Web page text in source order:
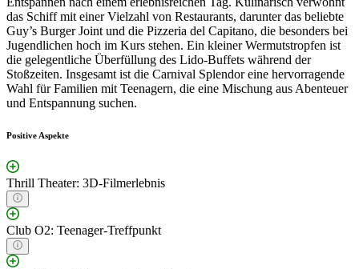
das Schiff mit einer Vielzahl von Restaurants, darunter das beliebte
Guy’s Burger Joint und die Pizzeria del Capitano, die besonders bei
Jugendlichen hoch im Kurs stehen. Ein kleiner Wermutstropfen ist
die gelegentliche Überfüllung des Lido-Buffets während der
Stoßzeiten. Insgesamt ist die Carnival Splendor eine hervorragende
Wahl für Familien mit Teenagern, die eine Mischung aus Abenteuer
und Entspannung suchen.
Positive Aspekte
Thrill Theater: 3D-Filmerlebnis
Club O2: Teenager-Treffpunkt